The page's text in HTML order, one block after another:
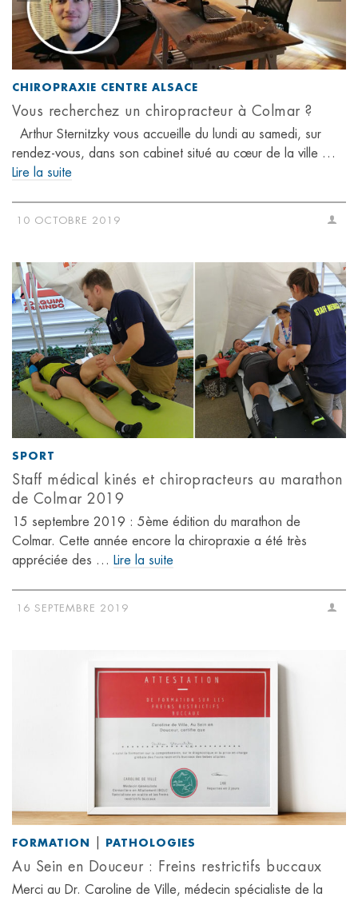
CHIROPRAXIE CENTRE ALSACE
Vous recherchez un chiropracteur à Colmar ?
Arthur Sternitzky vous accueille du lundi au samedi, sur
rendez-vous, dans son cabinet situé au cœur de la ville …
Lire la suite
10 OCTOBRE 2019
SPORT
Staff médical kinés et chiropracteurs au marathon
de Colmar 2019
15 septembre 2019 : 5ème édition du marathon de
Colmar. Cette année encore la chiropraxie a été très
appréciée des … Lire la suite
16 SEPTEMBRE 2019
FORMATION PATHOLOGIES
Au Sein en Douceur : Freins restrictifs buccaux
Merci au Dr. Caroline de Ville, médecin spécialiste de la